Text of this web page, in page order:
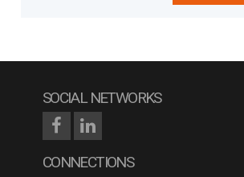
SOCIAL NETWORKS
CONNECTIONS